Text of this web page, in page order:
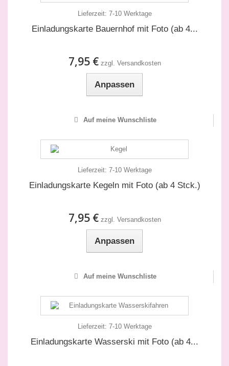
Lieferzeit: 7-10 Werktage
Einladungskarte Bauernhof mit Foto (ab 4...
7,95 € zzgl. Versandkosten
Anpassen
Auf meine Wunschliste
Lieferzeit: 7-10 Werktage
Einladungskarte Kegeln mit Foto (ab 4 Stck.)
7,95 € zzgl. Versandkosten
Anpassen
Auf meine Wunschliste
Lieferzeit: 7-10 Werktage
Einladungskarte Wasserski mit Foto (ab 4...